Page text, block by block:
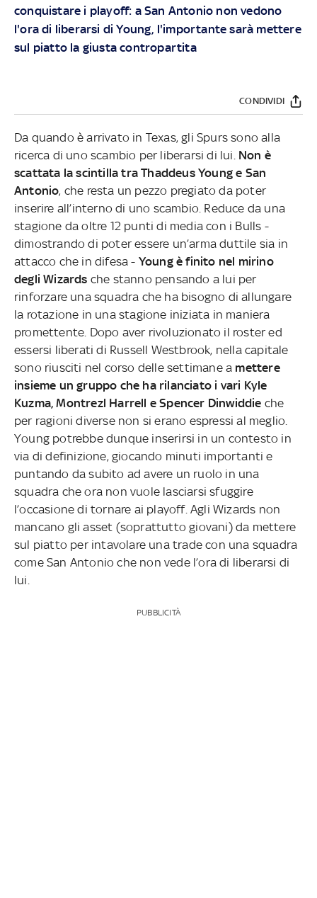
conquistare i playoff: a San Antonio non vedono
l'ora di liberarsi di Young, l'importante sarà mettere
sul piatto la giusta contropartita
CONDIVIDI
Da quando è arrivato in Texas, gli Spurs sono alla
ricerca di uno scambio per liberarsi di lui. Non è
scattata la scintilla tra Thaddeus Young e San
Antonio, che resta un pezzo pregiato da poter
inserire all’interno di uno scambio. Reduce da una
stagione da oltre 12 punti di media con i Bulls -
dimostrando di poter essere un’arma duttile sia in
attacco che in difesa - Young è finito nel mirino
degli Wizards che stanno pensando a lui per
rinforzare una squadra che ha bisogno di allungare
la rotazione in una stagione iniziata in maniera
promettente. Dopo aver rivoluzionato il roster ed
essersi liberati di Russell Westbrook, nella capitale
sono riusciti nel corso delle settimane a mettere
insieme un gruppo che ha rilanciato i vari Kyle
Kuzma, Montrezl Harrell e Spencer Dinwiddie che
per ragioni diverse non si erano espressi al meglio.
Young potrebbe dunque inserirsi in un contesto in
via di definizione, giocando minuti importanti e
puntando da subito ad avere un ruolo in una
squadra che ora non vuole lasciarsi sfuggire
l’occasione di tornare ai playoff. Agli Wizards non
mancano gli asset (soprattutto giovani) da mettere
sul piatto per intavolare una trade con una squadra
come San Antonio che non vede l’ora di liberarsi di
lui.
PUBBLICITÀ